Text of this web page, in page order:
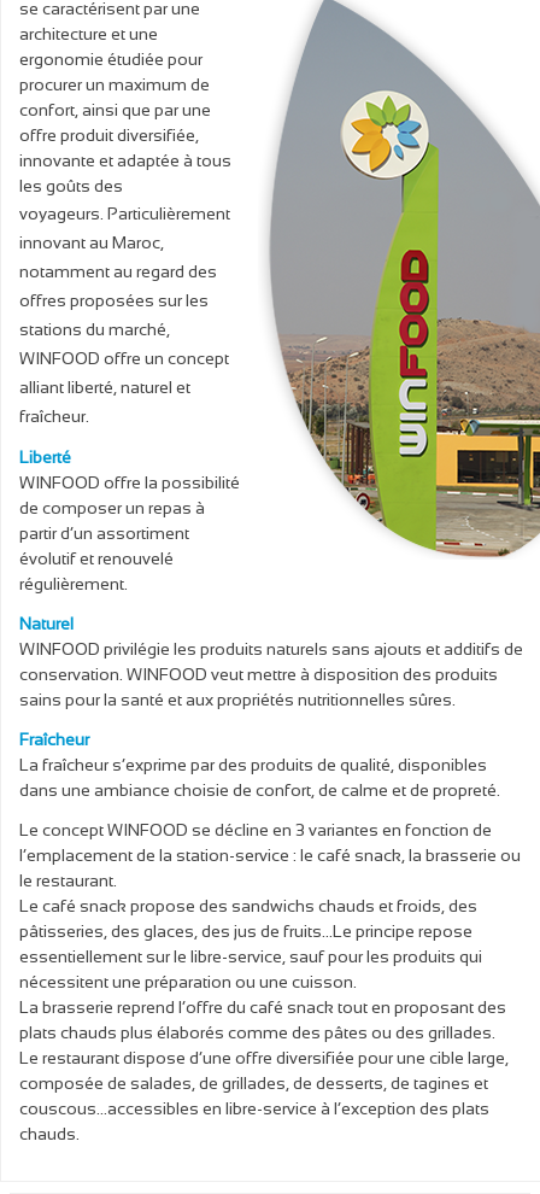
se caractérisent par une
architecture et une
ergonomie étudiée pour
procurer un maximum de
confort, ainsi que par une
offre produit diversifiée,
innovante et adaptée à tous
les goûts des
voyageurs. Particulièrement
innovant au Maroc,
notamment au regard des
offres proposées sur les
stations du marché,
WINFOOD offre un concept
alliant liberté, naturel et
fraîcheur.
Liberté
WINFOOD offre la possibilité
de composer un repas à
partir d’un assortiment
évolutif et renouvelé
régulièrement.
Naturel
WINFOOD privilégie les produits naturels sans ajouts et additifs de
conservation. WINFOOD veut mettre à disposition des produits
sains pour la santé et aux propriétés nutritionnelles sûres.
Fraîcheur
La fraîcheur s’exprime par des produits de qualité, disponibles
dans une ambiance choisie de confort, de calme et de propreté.
Le concept WINFOOD se décline en 3 variantes en fonction de
l’emplacement de la station-service : le café snack, la brasserie ou
le restaurant.
Le café snack propose des sandwichs chauds et froids, des
pâtisseries, des glaces, des jus de fruits…Le principe repose
essentiellement sur le libre-service, sauf pour les produits qui
nécessitent une préparation ou une cuisson.
La brasserie reprend l’offre du café snack tout en proposant des
plats chauds plus élaborés comme des pâtes ou des grillades.
Le restaurant dispose d’une offre diversifiée pour une cible large,
composée de salades, de grillades, de desserts, de tagines et
couscous…accessibles en libre-service à l’exception des plats
chauds.